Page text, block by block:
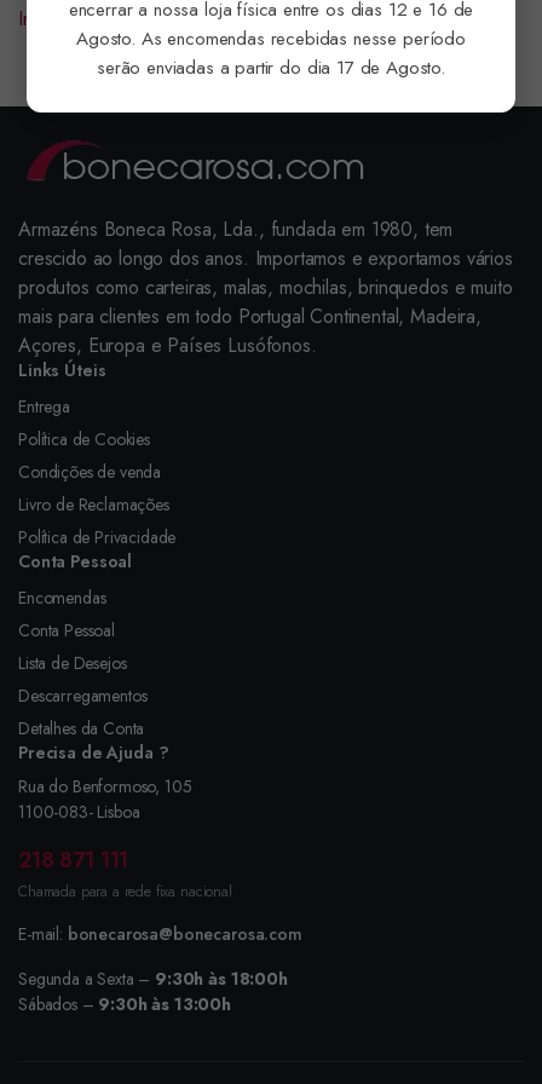
Iniciar sessão para ver preço Iniciar sessão para ver preço
Armazéns Boneca Rosa, Lda., fundada em 1980, tem
crescido ao longo dos anos. Importamos e exportamos vários
produtos como carteiras, malas, mochilas, brinquedos e muito
mais para clientes em todo Portugal Continental, Madeira,
Açores, Europa e Países Lusófonos.
Links Úteis
Entrega
Política de Cookies
Condições de venda
Livro de Reclamações
Política de Privacidade
Conta Pessoal
Encomendas
Conta Pessoal
Lista de Desejos
Descarregamentos
Detalhes da Conta
Precisa de Ajuda ?
Rua do Benformoso, 105
1100-083- Lisboa
218 871 111
Chamada para a rede fixa nacional
E-mail: bonecarosa@bonecarosa.com
Segunda a Sexta – 9:30h às 18:00h
Sábados – 9:30h às 13:00h
encerrar a nossa loja física entre os dias 12 e 16 de
Agosto. As encomendas recebidas nesse período
serão enviadas a partir do dia 17 de Agosto.